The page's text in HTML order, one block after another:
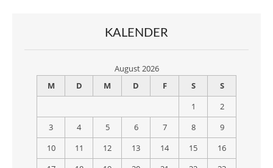
KALENDER
August 2026
M
D M D F S
S
1
2
3
4 5 6 7 8
9
10
11 12 13 14 15
16